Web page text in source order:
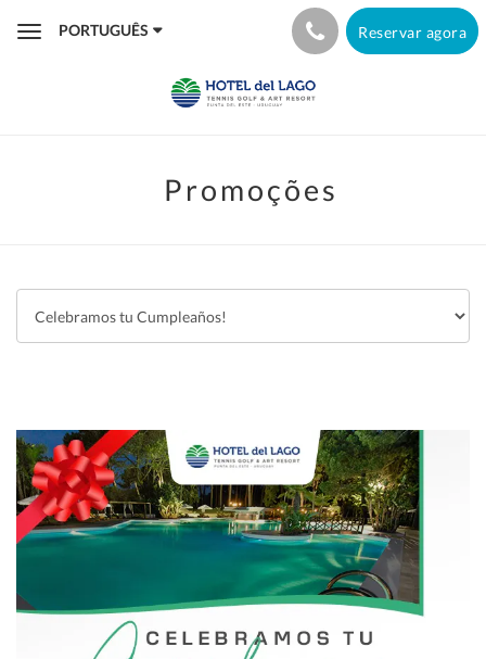
TogglePORTUGUÊS Reservar agora
Promoções